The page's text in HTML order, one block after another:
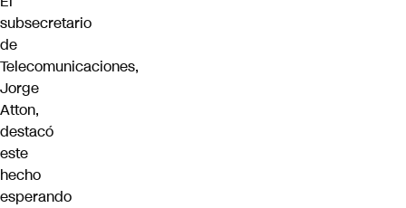
subsecretario
de
Telecomunicaciones,
Jorge
Atton,
destacó
este
hecho
esperando